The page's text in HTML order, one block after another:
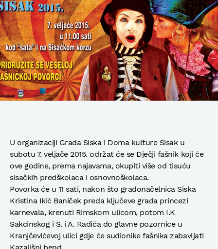
U organizaciji Grada Siska i Doma kulture Sisak u
subotu 7. veljače 2015. održat će se Dječji fašnik koji će
ove godine, prema najavama, okupiti više od tisuću
sisačkih predškolaca i osnovnoškolaca.
Povorka će u 11 sati, nakon što gradonačelnica Siska
Kristina Ikić Baniček preda ključeve grada princezi
karnevala, krenuti Rimskom ulicom, potom I.K
Sakcinskog i S. i A. Radića do glavne pozornice u
Kranjčevićevoj ulici gdje će sudionike fašnika zabavljati